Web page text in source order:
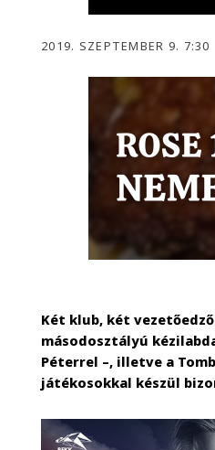
2019. SZEPTEMBER 9. 7:30
Két klub, két
másodosztályú
Péterrel –, illetve a
játékosokkal készül